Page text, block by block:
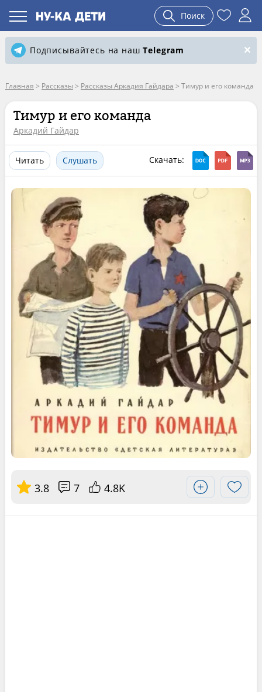
Поиск
Подписывайтесь на нашTelegram
Главная > Рассказы > Рассказы Аркадия Гайдара > Тимур и его команда
Тимур и его команда
Аркадий Гайдар
Читать Слушать Скачать:
3.8 7 4.8K